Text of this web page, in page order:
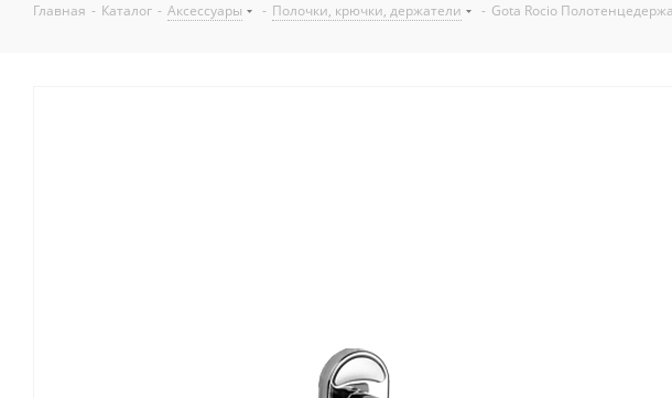
Главная - Каталог - Аксессуары - Полочки, крючки, держатели - Gota Rocio